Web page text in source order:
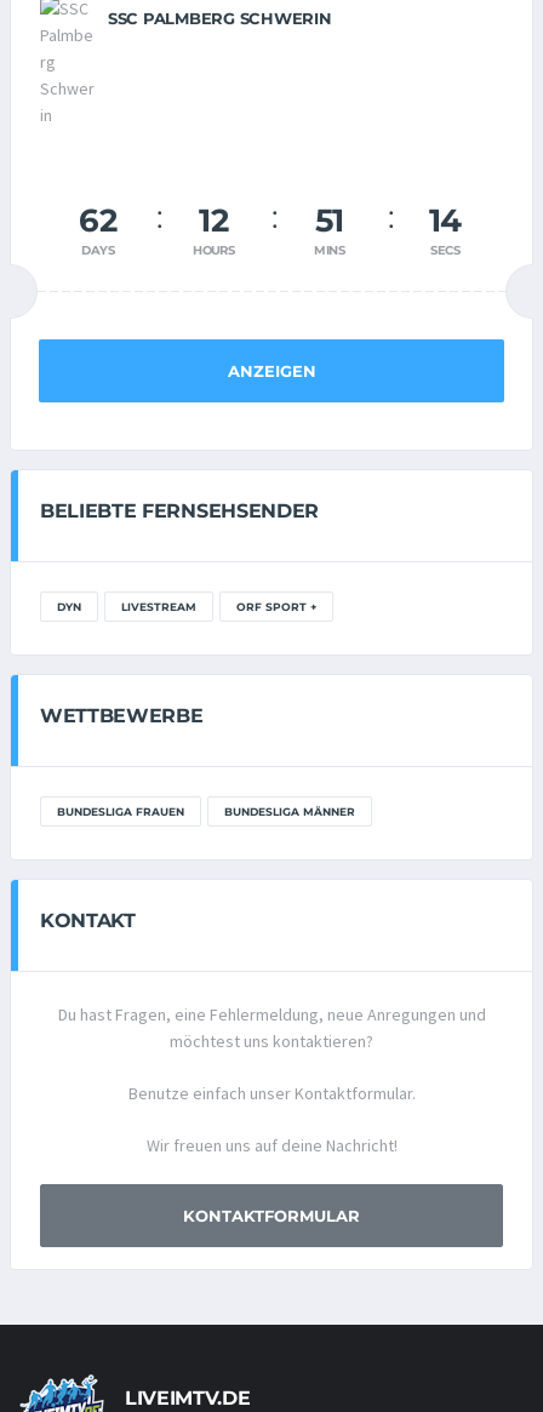
SSC PALMBERG SCHWERIN
62
DAYS
12
HOURS
51
MINS
14
SECS
ANZEIGEN
BELIEBTE FERNSEHSENDER
DYN LIVESTREAM ORF SPORT +
WETTBEWERBE
BUNDESLIGA FRAUEN BUNDESLIGA MÄNNER
KONTAKT
Du hast Fragen, eine Fehlermeldung, neue Anregungen und
möchtest uns kontaktieren?
Benutze einfach unser Kontaktformular.
Wir freuen uns auf deine Nachricht!
KONTAKTFORMULAR
LIVEIMTV.DE